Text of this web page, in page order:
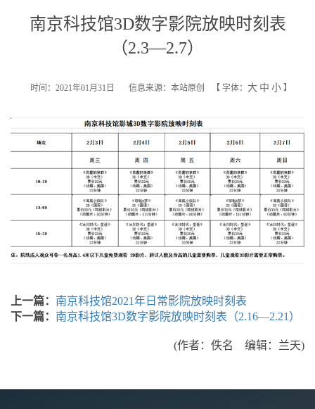
南京科技馆3D数字影院放映时刻表
（2.3—2.7）
时间：2021年01月31日 信息来源：本站原创 【 字体： 大 中 小 】
上一篇： 南京科技馆2021年日常影院放映时刻表
下一篇： 南京科技馆3D数字影院放映时刻表（2.16—2.21）
(作者：佚名 编辑：兰天)